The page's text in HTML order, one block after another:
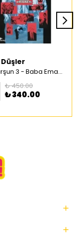
100 Kurşun 3 - Baba Emaneti Türkçe Çizgi Roman
₺ 450.00
₺ 340.00